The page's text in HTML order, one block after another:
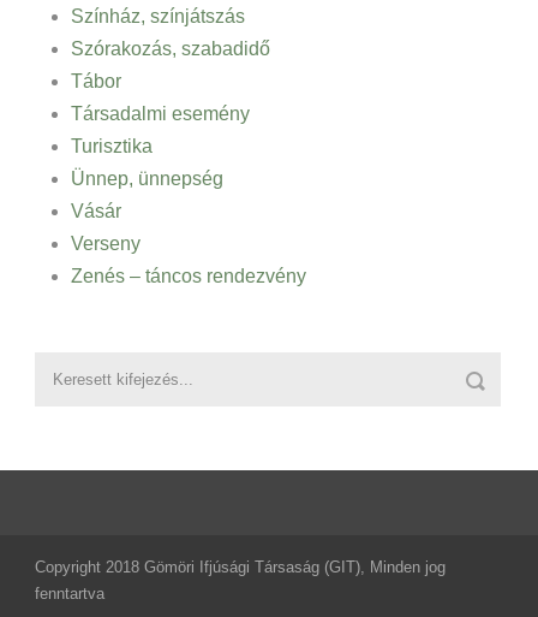
Színház, színjátszás
Szórakozás, szabadidő
Tábor
Társadalmi esemény
Turisztika
Ünnep, ünnepség
Vásár
Verseny
Zenés – táncos rendezvény
Copyright 2018 Gömöri Ifjúsági Társaság (GIT), Minden jog
fenntartva